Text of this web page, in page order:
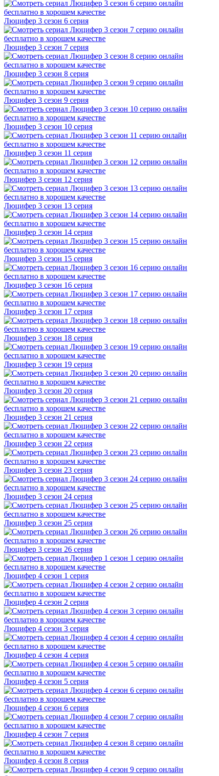
Люцифер 3 cезон 6 cерия
Люцифер 3 cезон 7 cерия
Люцифер 3 cезон 8 cерия
Люцифер 3 cезон 9 cерия
Люцифер 3 cезон 10 cерия
Люцифер 3 cезон 11 cерия
Люцифер 3 cезон 12 cерия
Люцифер 3 cезон 13 cерия
Люцифер 3 cезон 14 cерия
Люцифер 3 cезон 15 cерия
Люцифер 3 cезон 16 cерия
Люцифер 3 cезон 17 cерия
Люцифер 3 cезон 18 cерия
Люцифер 3 cезон 19 cерия
Люцифер 3 cезон 20 cерия
Люцифер 3 cезон 21 cерия
Люцифер 3 cезон 22 cерия
Люцифер 3 cезон 23 cерия
Люцифер 3 cезон 24 cерия
Люцифер 3 cезон 25 cерия
Люцифер 3 cезон 26 cерия
Люцифер 4 cезон 1 cерия
Люцифер 4 cезон 2 cерия
Люцифер 4 cезон 3 cерия
Люцифер 4 cезон 4 cерия
Люцифер 4 cезон 5 cерия
Люцифер 4 cезон 6 cерия
Люцифер 4 cезон 7 cерия
Люцифер 4 cезон 8 cерия